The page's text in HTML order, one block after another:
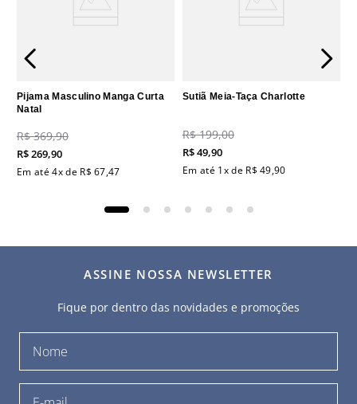
Pijama Masculino Manga Curta
Natal
R$ 369,90
R$269,90
Em até4x de R$ 67,47
Sutiã Meia-Taça Charlotte
R$ 199,00
R$49,90
Em até 1x de R$ 49,90
ASSINE NOSSA NEWSLETTER
Fique por dentro das novidades e promoções